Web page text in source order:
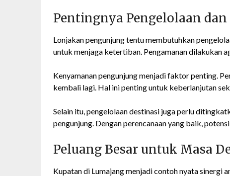
Pentingnya Pengelolaan
Lonjakan pengunjung tentu membutuhkan
untuk menjaga ketertiban. Pengamanan dilakukan
Kenyamanan pengunjung menjadi faktor penting.
kembali lagi. Hal ini penting untuk keberlanjutan
Selain itu, pengelolaan destinasi juga perlu
pengunjung. Dengan perencanaan yang baik,
Peluang Besar untuk Masa
Kupatan di Lumajang menjadi contoh nyata sinergi